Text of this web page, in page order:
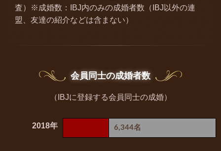
査）※成婚数：IBJ内のみの成婚者数（IBJ以外の連
盟、友達の紹介などは含まない）
会員同士の成婚者数
（IBJに登録する会員同士の成婚）
2018年 6,344名